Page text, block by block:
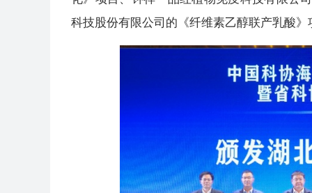
科技股份有限公司的《纤维素乙醇联产乳酸